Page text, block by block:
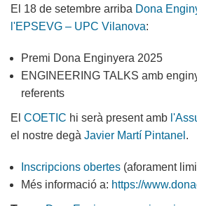
El 18 de setembre arriba Dona
l'EPSEVG – UPC Vilanova:
Premi Dona Enginyera 2025
ENGINEERING TALKS amb
referents
El COETIC hi serà present amb
el nostre degà Javier Martí Pintanel .
Inscripcions obertes (aforament
Més informació a: https://